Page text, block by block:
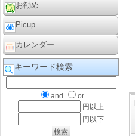
お勧め
Picup
カレンダー
キーワード検索
and
or
円以上
円以下